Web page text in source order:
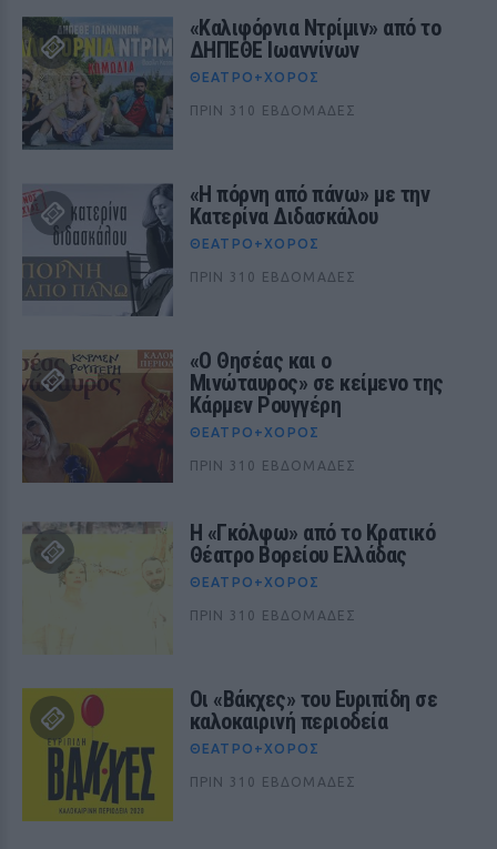
«Καλιφόρνια Ντρίμιν» από το
ΔΗΠΕΘΕ Ιωαννίνων
ΘΈΑΤΡΟ+ΧΟΡΌΣ
ΠΡΙΝ 310 ΕΒΔΟΜΆΔΕΣ
«Η πόρνη από πάνω» με την
Κατερίνα Διδασκάλου
ΘΈΑΤΡΟ+ΧΟΡΌΣ
ΠΡΙΝ 310 ΕΒΔΟΜΆΔΕΣ
«Ο Θησέας και ο
Μινώταυρος» σε κείμενο της
Κάρμεν Ρουγγέρη
ΘΈΑΤΡΟ+ΧΟΡΌΣ
ΠΡΙΝ 310 ΕΒΔΟΜΆΔΕΣ
Η «Γκόλφω» από το Κρατικό
Θέατρο Βορείου Ελλάδας
ΘΈΑΤΡΟ+ΧΟΡΌΣ
ΠΡΙΝ 310 ΕΒΔΟΜΆΔΕΣ
Οι «Βάκχες» του Ευριπίδη σε
καλοκαιρινή περιοδεία
ΘΈΑΤΡΟ+ΧΟΡΌΣ
ΠΡΙΝ 310 ΕΒΔΟΜΆΔΕΣ